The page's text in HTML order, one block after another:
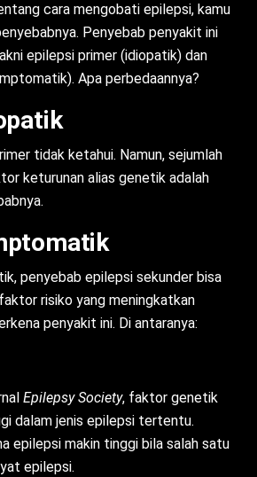
cara mengobati epilepsi, kamu
Penyebab penyakit ini
epilepsi primer (idiopatik) dan
Apa perbedaannya?
tidak ketahui. Namun, sejumlah
keturunan alias genetik adalah
penyebab epilepsi sekunder bisa
risiko yang meningkatkan
penyakit ini. Di antaranya:
Epilepsy Society, faktor genetik
dalam jenis epilepsi tertentu.
epilepsi makin tinggi bila salah satu
epilepsi.